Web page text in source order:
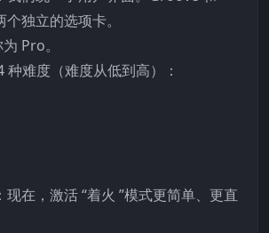
独立的选项卡。
Pro。
种难度（难度从低到高）：
在，激活 “着火 ”模式更简单、更直